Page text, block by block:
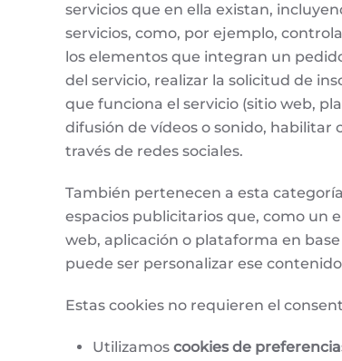
servicios que en ella existan,
servicios, como, por ejemplo,
los elementos que integran un
del servicio, realizar la solicitud de
que funciona el servicio (sitio web,
difusión de vídeos o sonido,
través de redes sociales.
También pertenecen a esta
espacios publicitarios que, como un
web, aplicación o plataforma en
puede ser personalizar ese
Estas cookies no requieren el
Utilizamos cookies de